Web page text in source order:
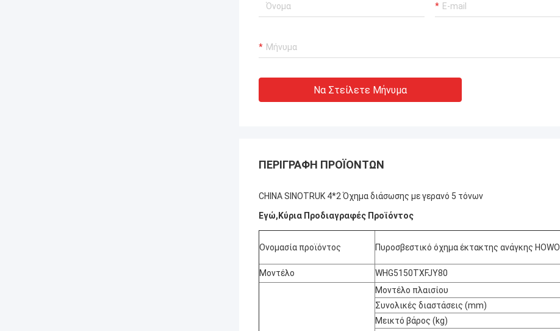
Να Στείλετε Μήνυμα
ΠΕΡΙΓΡΑΦΉ ΠΡΟΪΌΝΤΩΝ
CHINA SINOTRUK 4*2 Όχημα διάσωσης με γερανό 5 τόνων
Εγώ, Κύρια Προδιαγραφές Προϊόντος
Ονομασία προϊόντος Πυροσβεστικό όχημα έκτακτης ανάγκης HOWO
Μοντέλο WHG5150TXFJY80
Μοντέλο πλαισίου
Συνολικές διαστάσεις (mm)
Μεικτό βάρος (kg)